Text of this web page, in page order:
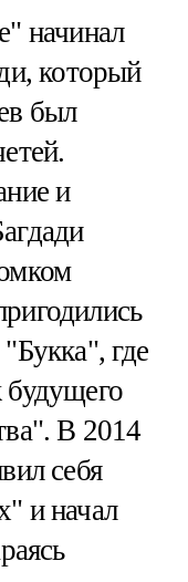
начинал
который
был
и
где
будущего
В 2014
себя
и начал